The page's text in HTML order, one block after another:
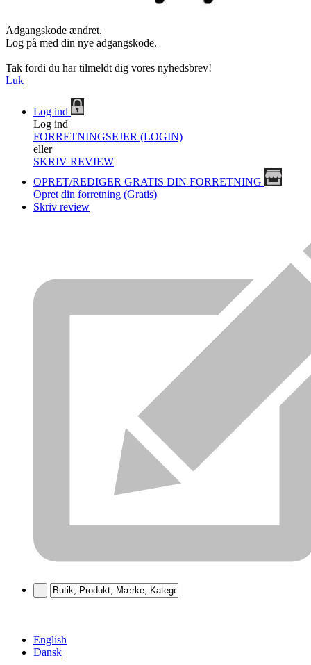
Adgangskode ændret.
Log på med din nye adgangskode.
Tak fordi du har tilmeldt dig vores nyhedsbrev!
Luk
Log ind
Log ind
FORRETNINGSEJER (LOGIN)
eller
SKRIV REVIEW
OPRET/REDIGER GRATIS DIN FORRETNING
Opret din forretning (Gratis)
Skriv review
English
Dansk